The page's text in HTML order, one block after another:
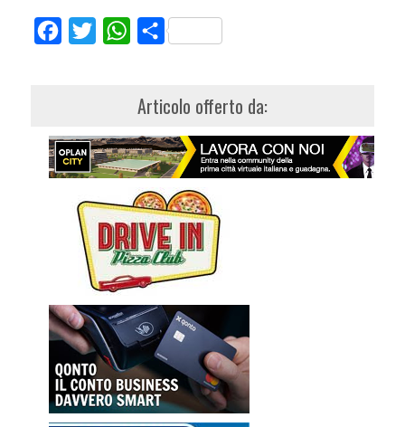
FacebookTwitterWhatsApp
Share
Articolo offerto da: